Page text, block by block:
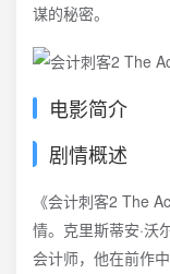
谋的秘密。
电影简介
剧情概述
《会计刺客2 The
情。克里斯蒂安·沃
会计师，他在前作